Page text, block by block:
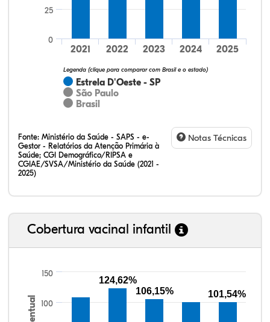
Estrela D'Oeste - SP
São Paulo
Brasil
Legenda (clique para comparar com Brasil e o estado)
2021 2022 2023 2024 2025
0
25
Fonte: Ministério da Saúde - SAPS - e-
Gestor - Relatórios da Atenção Primária à
Saúde; CGI Demográfico/RIPSA e
CGIAE/SVSA/Ministério da Saúde (2021 -
2025)
Notas Técnicas
Cobertura vacinal infantil
100
150
124,62%
106,15%
101,54%
52,74%
6,97%
0,50%
38,81%
0,50%
0,50%
32,28%
12,07%
0,23%
51,73%
2,94%
0,75%